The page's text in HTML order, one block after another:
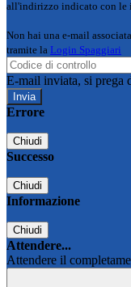
all'indirizzo indicato con le
Non hai una e-mail
tramite la Login Spaggiari
E-mail inviata, si prega
Errore
Chiudi
Successo
Chiudi
Informazione
Chiudi
Attendere...
Attendere il